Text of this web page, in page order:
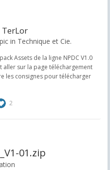
TerLor
in Technique et Cie.
Assets de la ligne NPDC V1.0
aller sur la page téléchargement
les consignes pour télécharger
2
01.zip